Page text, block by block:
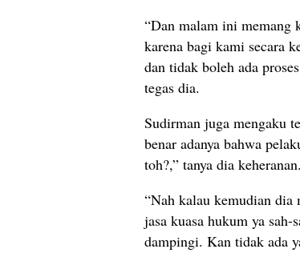
“Dan malam ini memang
karena bagi kami secara
dan tidak boleh ada
tegas dia.
Sudirman juga mengaku
benar adanya bahwa
toh?,” tanya dia keheranan.
“Nah kalau kemudian dia
jasa kuasa hukum ya
dampingi. Kan tidak ada